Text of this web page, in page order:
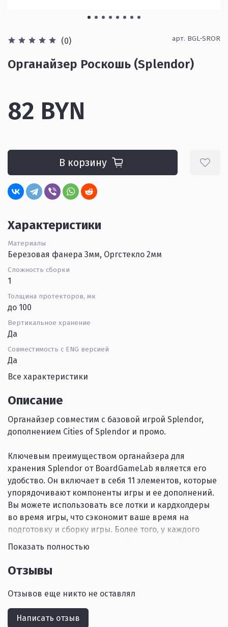
(0) арт. BGL-SROR
Органайзер Роскошь (Splendor)
82 BYN
В корзину
Характеристики
Материалы
Березовая фанера 3мм, Оргстекло 2мм
Сложность сборки
1
Толщина протекторов, мк
до 100
Вертикальное хранение
Да
Совместимость с ENG версией
Да
Все характеристики
Описание
Органайзер совместим с базовой игрой Splendor,
дополнением Cities of Splendor и промо.
Ключевым преимуществом органайзера для
хранения Splendor от BoardGameLab является его
удобство. Он включает в себя 11 элементов, которые
упорядочивают компоненты игры и ее дополнений.
Вы можете использовать все лотки и кардхолдеры
во время игры, что сэкономит ваше время на
подготовку и сборку игры. Более того, у каждого
вида жетонов драгоценностей имеется свой отсек и
- 3 кардхолдера развития;
Показать полностью
Отзывы
Отзывов еще никто не оставлял
Написать отзыв